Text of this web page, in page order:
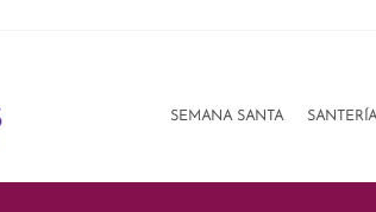
SEMANA SANTA